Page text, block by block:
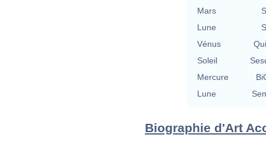
Mars
Lune
Vénus
Soleil
Mercure
Lune
Biographie d'Art